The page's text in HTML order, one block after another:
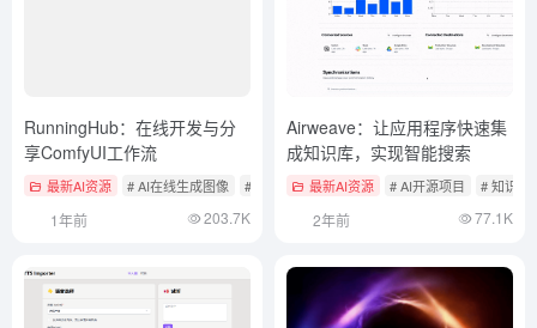
RunningHub：在线开发与分
享ComfyUI工作流
最新AI资源 # AI在线生成图像 # ComfyUI
1年前 203.7K
Airweave：让应用程序快速集
成知识库，实现智能搜索
最新AI资源 # AI开源项目 # 知识检
2年前 77.1K